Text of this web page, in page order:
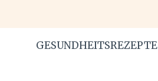
content
GESUNDHEITSREZEPTE